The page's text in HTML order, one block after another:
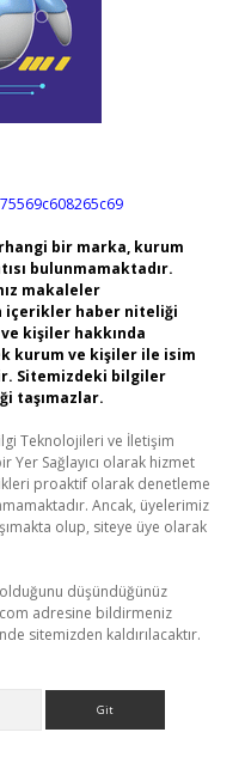
bir marka, kurum
bulunmamaktadır.
makaleler
içerikler haber niteliği
kişiler hakkında
kurum ve kişiler ile isim
Sitemizdeki bilgiler
taşımazlar.
Teknolojileri ve İletişim
Yer Sağlayıcı olarak hizmet
proaktif olarak denetleme
Ancak, üyelerimiz
olup, siteye üye olarak
düşündüğünüz
adresine bildirmeniz
sitemizden kaldırılacaktır.